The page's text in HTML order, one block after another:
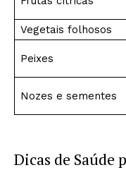
Vegetais folhosos
Peixes
Nozes e sementes
Dicas de Saúde